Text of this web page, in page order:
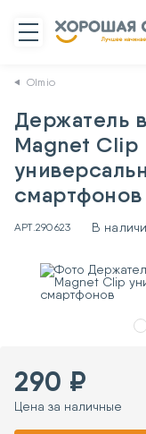
Olmio
Держатель
Magnet Clip
смартфонов
АРТ.290623 В
290 ₽
Цена за наличные